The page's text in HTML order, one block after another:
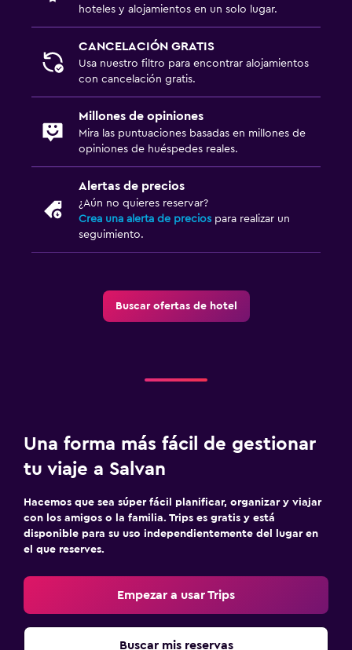
hoteles y alojamientos en un solo lugar.
CANCELACIÓN GRATIS
Usa nuestro filtro para encontrar alojamientos
con cancelación gratis.
Millones de opiniones
Mira las puntuaciones basadas en millones de
opiniones de huéspedes reales.
Alertas de precios
¿Aún no quieres reservar?
Crea una alerta de precios para realizar un
seguimiento.
Buscar ofertas de hotel
Una forma más fácil de gestionar
tu viaje a Salvan
Hacemos que sea súper fácil planificar, organizar y viajar
con los amigos o la familia. Trips es gratis y está
disponible para su uso independientemente del lugar en
el que reserves.
Empezar a usar Trips
Buscar mis reservas